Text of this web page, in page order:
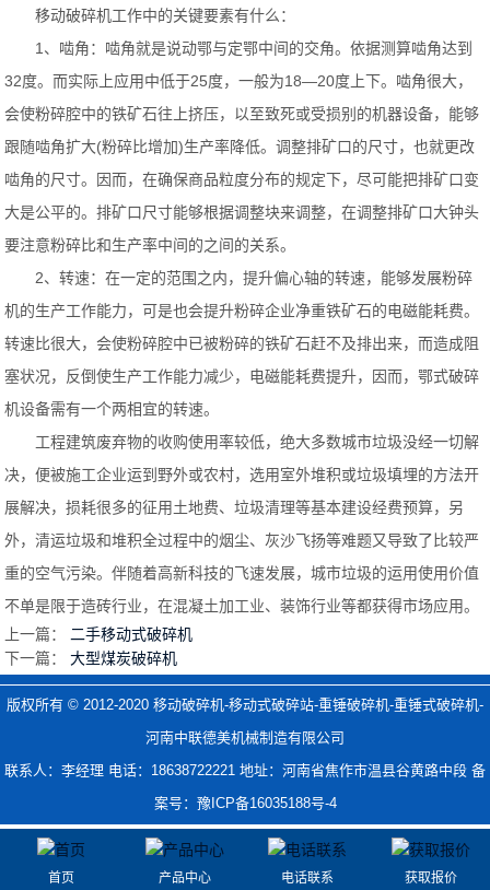
移动破碎机工作中的关键要素有什么：
1、啮角：啮角就是说动鄂与定鄂中间的交角。依据测算啮角达到
32度。而实际上应用中低于25度，一般为18—20度上下。啮角很大，
会使粉碎腔中的铁矿石往上挤压，以至致死或受损别的机器设备，能够
跟随啮角扩大(粉碎比增加)生产率降低。调整排矿口的尺寸，也就更改
啮角的尺寸。因而，在确保商品粒度分布的规定下，尽可能把排矿口变
大是公平的。排矿口尺寸能够根据调整块来调整，在调整排矿口大钟头
要注意粉碎比和生产率中间的之间的关系。
2、转速：在一定的范围之内，提升偏心轴的转速，能够发展粉碎
机的生产工作能力，可是也会提升粉碎企业净重铁矿石的电磁能耗费。
转速比很大，会使粉碎腔中已被粉碎的铁矿石赶不及排出来，而造成阻
塞状况，反倒使生产工作能力减少，电磁能耗费提升，因而，鄂式破碎
机设备需有一个两相宜的转速。
工程建筑废弃物的收购使用率较低，绝大多数城市垃圾没经一切解
决，便被施工企业运到野外或农村，选用室外堆积或垃圾填埋的方法开
展解决，损耗很多的征用土地费、垃圾清理等基本建设经费预算，另
外，清运垃圾和堆积全过程中的烟尘、灰沙飞扬等难题又导致了比较严
重的空气污染。伴随着高新科技的飞速发展，城市垃圾的运用使用价值
不单是限于造砖行业，在混凝土加工业、装饰行业等都获得市场应用。
上一篇： 二手移动式破碎机
下一篇：大型煤炭破碎机
版权所有 © 2012-2020 移动破碎机-移动式破碎站-重锤破碎机-重锤式破碎机-
河南中联德美机械制造有限公司
联系人：李经理 电话：18638722221 地址：河南省焦作市温县谷黄路中段 备
案号： 豫ICP备16035188号-4
首页 产品中心 电话联系 获取报价